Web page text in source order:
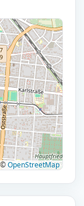
©OpenStreetMap